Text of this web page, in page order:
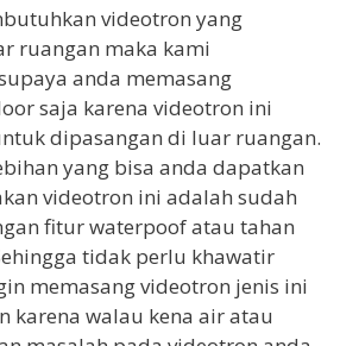
videotron yang
ruangan maka kami
anda memasang
saja karena videotron ini
dipasangan di luar ruangan.
yang bisa anda dapatkan
videotron ini adalah sudah
fitur waterpoof atau tahan
tidak perlu khawatir
memasang videotron jenis ini
karena walau kena air atau